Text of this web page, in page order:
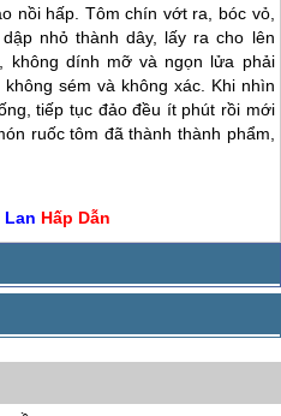
nồi hấp. Tôm chín vớt ra, bóc vỏ,
nhỏ thành dây, lấy ra cho lên
không dính mỡ và ngọn lửa phải
sém và không xác. Khi nhìn
tiếp tục đảo đều ít phút rồi mới
ruốc tôm đã thành thành phẩm,
Lan Hấp Dẫn